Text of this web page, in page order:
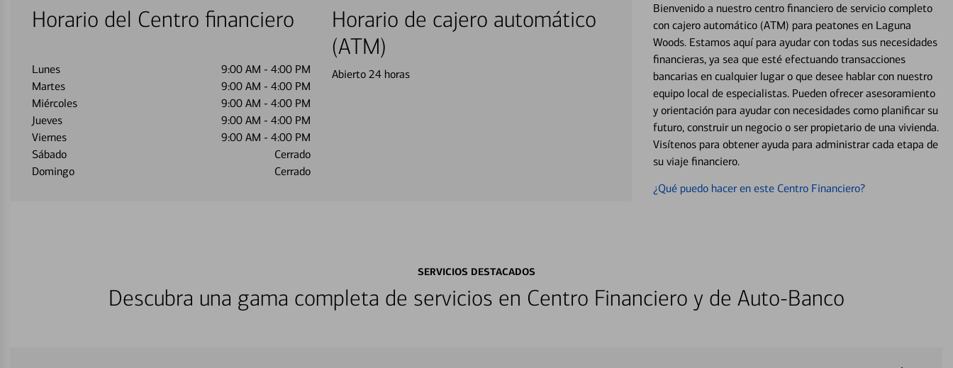
Horario del Centro financiero
Lunes 9:00 AM - 4:00 PM
Martes
9:00 AM - 4:00 PM
Miércoles
9:00 AM - 4:00 PM
Jueves
9:00 AM - 4:00 PM
Viernes
9:00 AM - 4:00 PM
Sábado
Cerrado
Domingo
Cerrado
Horario de cajero automático
(ATM)
Abierto 24 horas
Bienvenido a nuestro centro financiero de servicio completo
con cajero automático (ATM) para peatones en Laguna
Woods. Estamos aquí para ayudar con todas sus necesidades
financieras, ya sea que esté efectuando transacciones
bancarias en cualquier lugar o que desee hablar con nuestro
equipo local de especialistas. Pueden ofrecer asesoramiento
y orientación para ayudar con necesidades como planificar su
futuro, construir un negocio o ser propietario de una vivienda.
Visítenos para obtener ayuda para administrar cada etapa de
su viaje financiero.
¿Qué puedo hacer en este Centro Financiero?
SERVICIOS DESTACADOS
Descubra una gama completa de servicios en Centro Financiero y de Auto-Banco